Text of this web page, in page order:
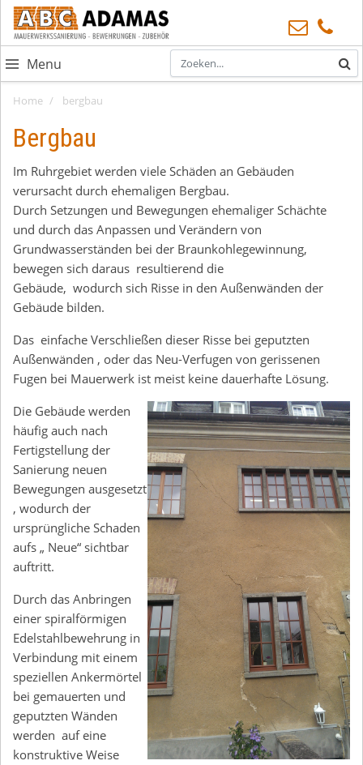
Menu
Home bergbau
Bergbau
Im Ruhrgebiet werden viele Schäden an Gebäuden
verursacht durch ehemaligen Bergbau.
Durch Setzungen und Bewegungen ehemaliger Schächte
und durch das Anpassen und Verändern von
Grundwasserständen bei der Braunkohlegewinnung,
bewegen sich daraus resultierend die
Gebäude, wodurch sich Risse in den Außenwänden der
Gebäude bilden.
Das einfache Verschließen dieser Risse bei geputzten
Außenwänden , oder das Neu-Verfugen von gerissenen
Fugen bei Mauerwerk ist meist keine dauerhafte Lösung.
Die Gebäude werden
häufig auch nach
Fertigstellung der
Sanierung neuen
Bewegungen ausgesetzt
, wodurch der
ursprüngliche Schaden
aufs „ Neue“ sichtbar
auftritt.
Durch das Anbringen
einer spiralförmigen
Edelstahlbewehrung in
Verbindung mit einem
speziellen Ankermörtel
bei gemauerten und
geputzten Wänden
werden auf eine
konstruktive Weise